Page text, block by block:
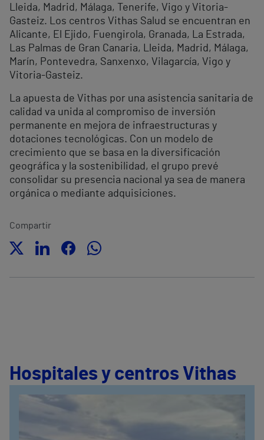
Lleida, Madrid, Málaga, Tenerife, Vigo y Vitoria-
Gasteiz. Los centros Vithas Salud se encuentran en
Alicante, El Ejido, Fuengirola, Granada, La Estrada,
Las Palmas de Gran Canaria, Lleida, Madrid, Málaga,
Marín, Pontevedra, Sanxenxo, Vilagarcía, Vigo y
Vitoria-Gasteiz.
La apuesta de Vithas por una asistencia sanitaria de
calidad va unida al compromiso de inversión
permanente en mejora de infraestructuras y
dotaciones tecnológicas. Con un modelo de
crecimiento que se basa en la diversificación
geográfica y la sostenibilidad, el grupo prevé
consolidar su presencia nacional ya sea de manera
orgánica o mediante adquisiciones.
Compartir
Hospitales y centros Vithas